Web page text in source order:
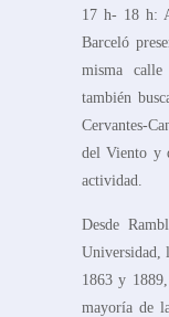
17 h- 18 h:
Barceló
misma
también
Cervantes-
del Viento y
actividad.
Desde
Universidad,
1863 y
mayoría de